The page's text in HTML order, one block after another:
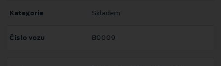
Kategorie Skladem
Číslo vozu B0009